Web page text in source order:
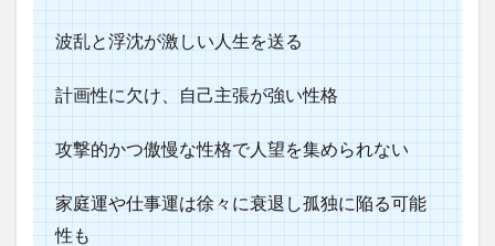
波乱と浮沈が激しい人生を送る
計画性に欠け、自己主張が強い性格
攻撃的かつ傲慢な性格で人望を集められない
家庭運や仕事運は徐々に衰退し孤独に陥る可能
性も